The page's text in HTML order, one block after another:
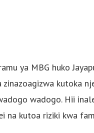
ya MBG huko
kutoka
wadogo. Hii
na kutoa riziki kwa